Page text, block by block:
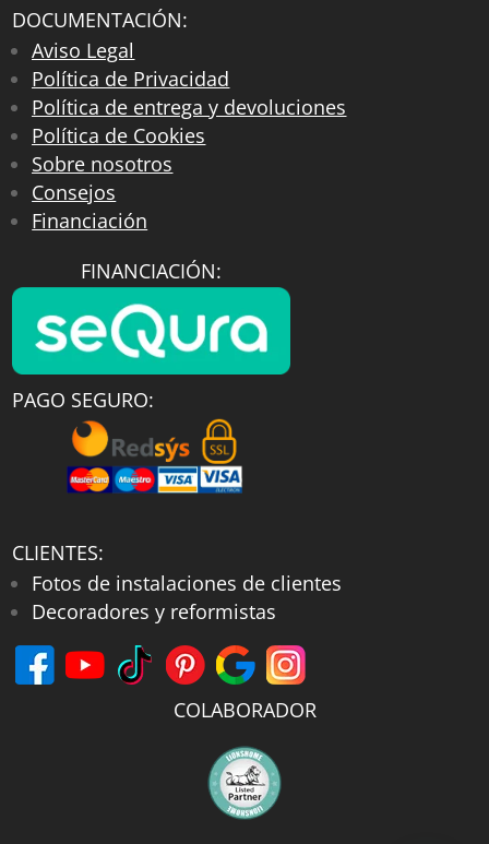
DOCUMENTACIÓN:
Aviso Legal
Política de Privacidad
Política de entrega y devoluciones
Política de Cookies
Sobre nosotros
Consejos
Financiación
FINANCIACIÓN:
PAGO SEGURO:
CLIENTES:
Fotos de instalaciones de clientes
Decoradores y reformistas
COLABORADOR